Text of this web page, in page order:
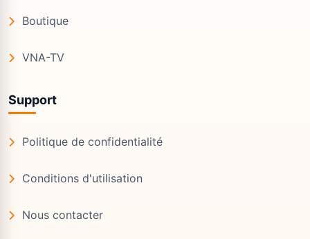
Boutique
VNA-TV
Support
Politique de confidentialité
Conditions d'utilisation
Nous contacter